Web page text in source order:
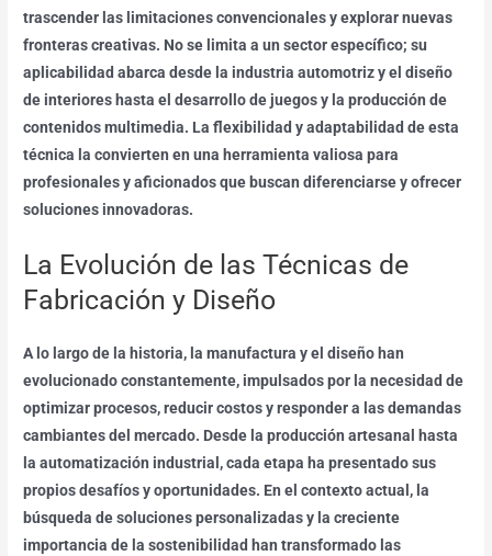
trascender las limitaciones convencionales y explorar nuevas
fronteras creativas. No se limita a un sector específico; su
aplicabilidad abarca desde la industria automotriz y el diseño
de interiores hasta el desarrollo de juegos y la producción de
contenidos multimedia. La flexibilidad y adaptabilidad de esta
técnica la convierten en una herramienta valiosa para
profesionales y aficionados que buscan diferenciarse y ofrecer
soluciones innovadoras.
La Evolución de las Técnicas de
Fabricación y Diseño
A lo largo de la historia, la manufactura y el diseño han
evolucionado constantemente, impulsados por la necesidad de
optimizar procesos, reducir costos y responder a las demandas
cambiantes del mercado. Desde la producción artesanal hasta
la automatización industrial, cada etapa ha presentado sus
propios desafíos y oportunidades. En el contexto actual, la
búsqueda de soluciones personalizadas y la creciente
importancia de la sostenibilidad han transformado las